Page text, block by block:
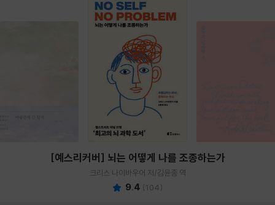
[예스리커버] 뇌는 어떻게 나를 조종하는가
크리스 나이바우어 저/김윤종 역
9.4 (104)